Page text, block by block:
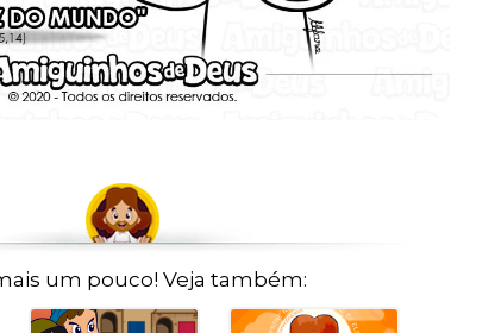
um pouco! Veja também: